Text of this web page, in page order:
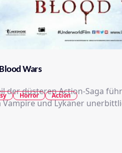
Wars
der düsteren Action-Saga
Vampire und Lykaner
Horror Action